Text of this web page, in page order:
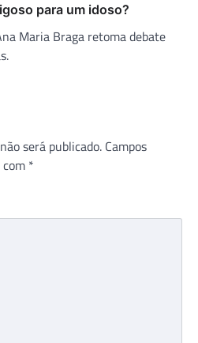
para um idoso?
Maria Braga retoma debate
será publicado. Campos
*